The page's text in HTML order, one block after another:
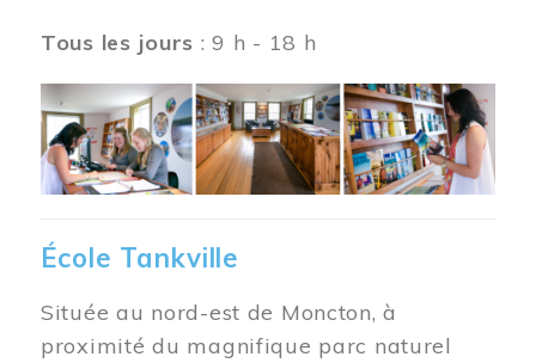
Tous les jours : 9 h - 18 h
Image
École Tankville
Située au nord-est de Moncton, à
proximité du magnifique parc naturel